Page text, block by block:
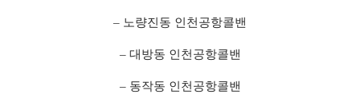
– 노량진동 인천공항콜밴
– 대방동 인천공항콜밴
– 동작동 인천공항콜밴